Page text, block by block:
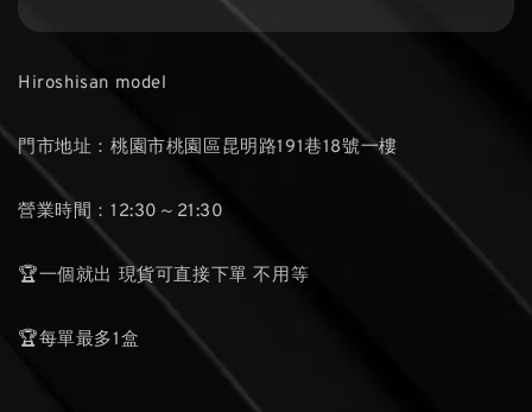
Hiroshisan model
門市地址：桃園市桃園區昆明路191巷18號一樓
營業時間：12:30～21:30
🏆一個就出 現貨可直接下單 不用等
🏆每單最多1盒